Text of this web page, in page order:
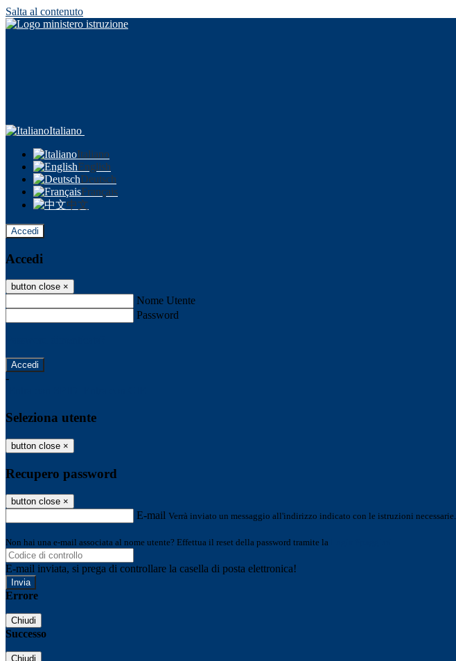
Salta al contenuto
Italiano
Italiano
English
Deutsch
Français
中文
Accedi
Accedi
button close ×
Nome Utente
Password
-
Seleziona utente
button close ×
Recupero password
button close ×
E-mail Verrà inviato un messaggio all'indirizzo indicato con le istruzioni necessarie.
Non hai una e-mail associata al nome utente? Effettua il reset della password tramite la
E-mail inviata, si prega di controllare la casella di posta elettronica!
Errore
Chiudi
Successo
Chiudi